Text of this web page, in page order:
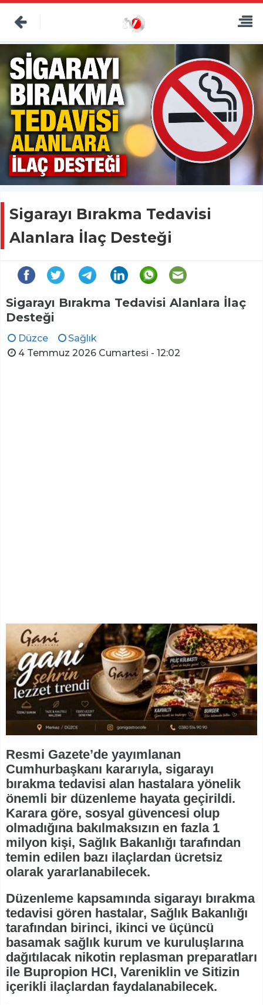
Sigarayı Bırakma Tedavisi
Alanlara İlaç Desteği
Sigarayı Bırakma Tedavisi Alanlara İlaç
Desteği
Düzce
Sağlık
4 Temmuz 2026 Cumartesi - 12:02
Resmi Gazete’de yayımlanan
Cumhurbaşkanı kararıyla, sigarayı
bırakma tedavisi alan hastalara yönelik
önemli bir düzenleme hayata geçirildi.
Karara göre, sosyal güvencesi olup
olmadığına bakılmaksızın en fazla 1
milyon kişi, Sağlık Bakanlığı tarafından
temin edilen bazı ilaçlardan ücretsiz
olarak yararlanabilecek.
Düzenleme kapsamında sigarayı bırakma
tedavisi gören hastalar, Sağlık Bakanlığı
tarafından birinci, ikinci ve üçüncü
basamak sağlık kurum ve kuruluşlarına
dağıtılacak nikotin replasman preparatları
ile Bupropion HCI, Vareniklin ve Sitizin
içerikli ilaçlardan faydalanabilecek.